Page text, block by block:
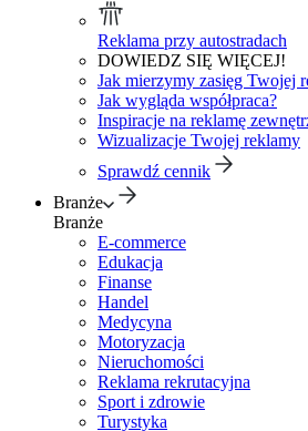
Reklama przy autostradach
DOWIEDZ SIĘ WIĘCEJ!
Jak mierzymy zasięg Twojej
Jak wygląda współpraca?
Inspiracje na reklamę
Wizualizacje Twojej reklamy
Sprawdź cennik
Branże
Branże
E-commerce
Edukacja
Finanse
Handel
Medycyna
Motoryzacja
Nieruchomości
Reklama rekrutacyjna
Sport i zdrowie
Turystyka